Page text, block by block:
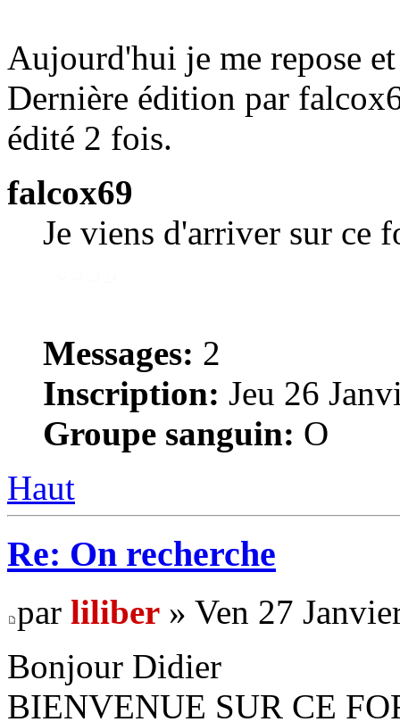
Aujourd'hui je me repose
Dernière édition par
édité 2 fois.
falcox69
Je viens d'arriver sur ce
Messages: 2
Inscription: Jeu 26
Groupe sanguin: O
Haut
Re: On recherche
par liliber » Ven 27
Bonjour Didier
BIENVENUE SUR CE